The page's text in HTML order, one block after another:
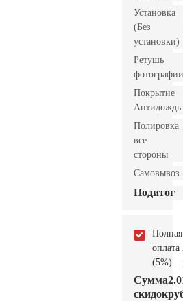
Установка
(Без
установки)
Ретушь
фотографии
Покрытие
Антидождь
Полировка
все
стороны
Самовывоз
Подитог
Полная
оплата
(5%)
Сумма
скидок